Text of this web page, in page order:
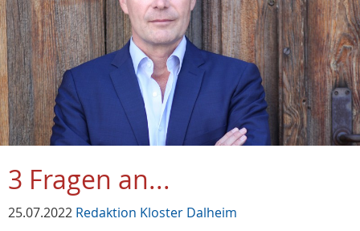
3 Fragen an...
25.07.2022 Redaktion Kloster Dalheim